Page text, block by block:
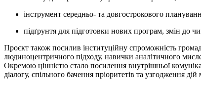
інструмент середньо- та довгострокового
підґрунтя для підготовки нових програм, змін до
Проєкт також посилив інституційну спроможність
людиноцентричного підходу, навички аналітичного
Окремою цінністю стало посилення внутрішньої
діалогу, спільного бачення пріоритетів та узгодження